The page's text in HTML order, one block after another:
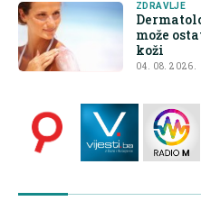
ZDRAVLJE
može
koži
04. 08. 2026.